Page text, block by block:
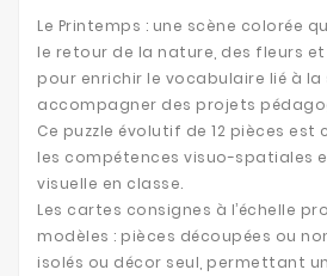
Le Printemps : une scène colorée
le retour de la nature, des fleurs
pour enrichir le vocabulaire lié à la
accompagner des projets
Ce puzzle évolutif de 12 pièces
les compétences visuo-spatiales
visuelle en classe.
Les cartes consignes à l’échelle
modèles : pièces découpées ou
isolés ou décor seul, permettant